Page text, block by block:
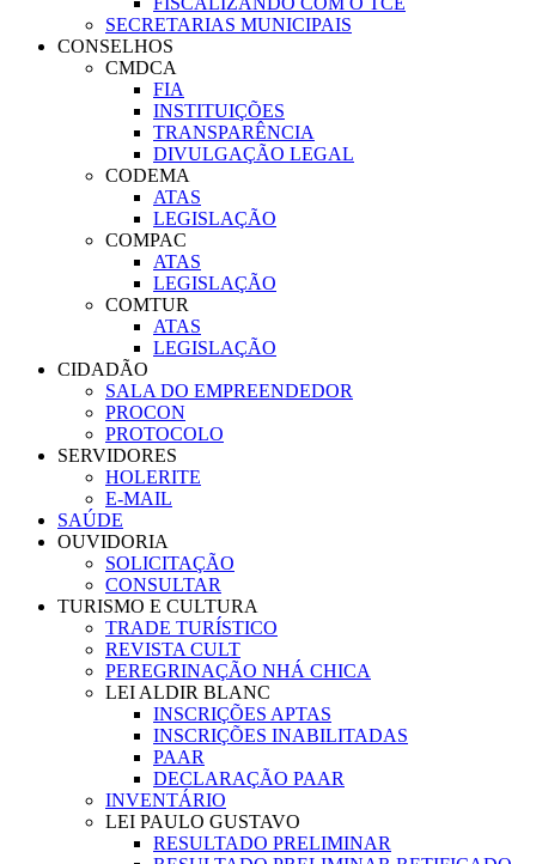
SECRETARIAS MUNICIPAIS
CONSELHOS
CMDCA
FIA
INSTITUIÇÕES
TRANSPARÊNCIA
DIVULGAÇÃO LEGAL
CODEMA
ATAS
LEGISLAÇÃO
COMPAC
ATAS
LEGISLAÇÃO
COMTUR
ATAS
LEGISLAÇÃO
CIDADÃO
SALA DO EMPREENDEDOR
PROCON
PROTOCOLO
SERVIDORES
HOLERITE
E-MAIL
SAÚDE
OUVIDORIA
SOLICITAÇÃO
CONSULTAR
TURISMO E CULTURA
TRADE TURÍSTICO
REVISTA CULT
PEREGRINAÇÃO NHÁ CHICA
LEI ALDIR BLANC
INSCRIÇÕES APTAS
INSCRIÇÕES INABILITADAS
PAAR
DECLARAÇÃO PAAR
INVENTÁRIO
LEI PAULO GUSTAVO
RESULTADO PRELIMINAR